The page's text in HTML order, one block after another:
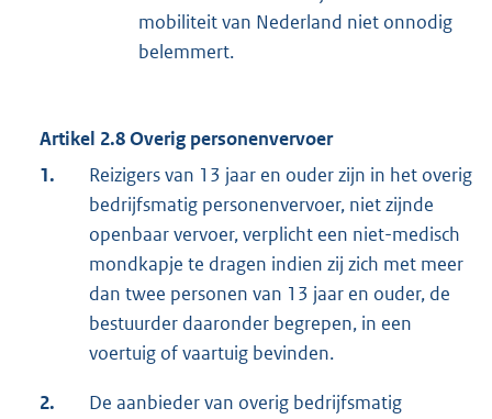
mobiliteit van Nederland niet onnodig
belemmert.
Artikel 2.8 Overig personenvervoer
1.
Reizigers van 13 jaar en ouder zijn in het overig
bedrijfsmatig personenvervoer, niet zijnde
openbaar vervoer, verplicht een niet-medisch
mondkapje te dragen indien zij zich met meer
dan twee personen van 13 jaar en ouder, de
bestuurder daaronder begrepen, in een
voertuig of vaartuig bevinden.
2.
De aanbieder van overig bedrijfsmatig